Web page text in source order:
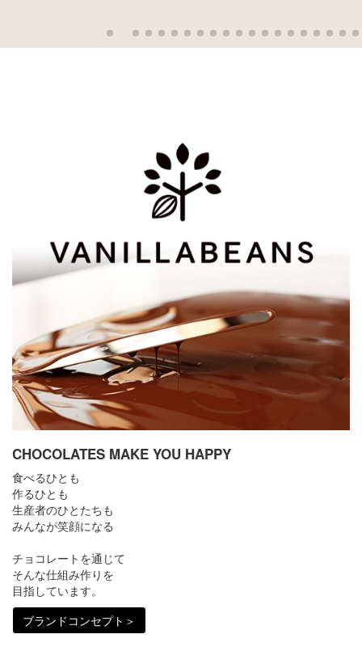
CHOCOLATES MAKE YOU HAPPY
食べるひとも
作るひとも
生産者のひとたちも
みんなが笑顔になる
チョコレートを通じて
​​​​​​​そんな仕組み作りを
目指しています。
ブランドコンセプト＞